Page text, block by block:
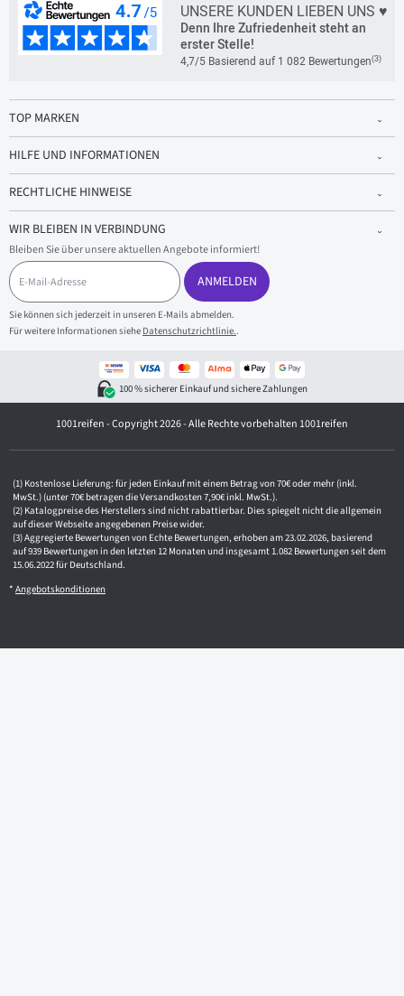
UNSERE KUNDEN LIEBEN UNS ♥
Denn Ihre Zufriedenheit steht an
erster Stelle!
4,7/5 Basierend auf 1 082 Bewertungen(3)
TOP MARKEN
HILFE UND INFORMATIONEN
RECHTLICHE HINWEISE
WIR BLEIBEN IN VERBINDUNG
Bleiben Sie über unsere aktuellen Angebote informiert!
E
-
M
a
i
l
e
ANMELDEN
Sie können sich jederzeit in unseren E-Mails abmelden.
Für weitere Informationen siehe Datenschutzrichtlinie..
100 % sicherer Einkauf und sichere Zahlungen
1001reifen - Copyright 2026 - Alle Rechte vorbehalten 1001reifen
Kostenlose Lieferung: für jeden Einkauf mit einem Betrag von 70€ oder mehr (inkl.
MwSt.) (unter 70€ betragen die Versandkosten 7,90€ inkl. MwSt.).
Katalogpreise des Herstellers sind nicht rabattierbar. Dies spiegelt nicht die allgemein
auf dieser Webseite angegebenen Preise wider.
Aggregierte Bewertungen von Echte Bewertungen, erhoben am 23.02.2026, basierend
auf 939 Bewertungen in den letzten 12 Monaten und insgesamt 1.082 Bewertungen seit dem
15.06.2022 für Deutschland.
* Angebotskonditionen